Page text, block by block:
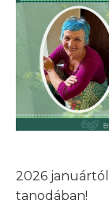
2026
tanodában!